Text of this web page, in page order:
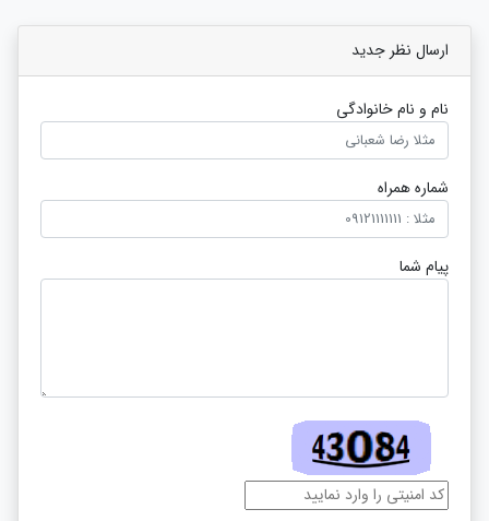
ارسال نظر جدید
نام و نام خانوادگی
شماره همراه
پیام شما